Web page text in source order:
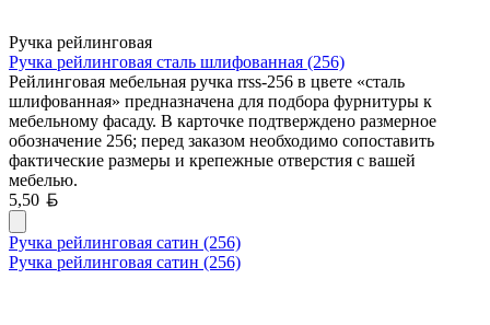
Ручка рейлинговая
Ручка рейлинговая сталь шлифованная (256)
Рейлинговая мебельная ручка rrss-256 в цвете «сталь
шлифованная» предназначена для подбора фурнитуры к
мебельному фасаду. В карточке подтверждено размерное
обозначение 256; перед заказом необходимо сопоставить
фактические размеры и крепежные отверстия с вашей
мебелью.
5,50
Ручка рейлинговая сатин (256)
Ручка рейлинговая сатин (256)